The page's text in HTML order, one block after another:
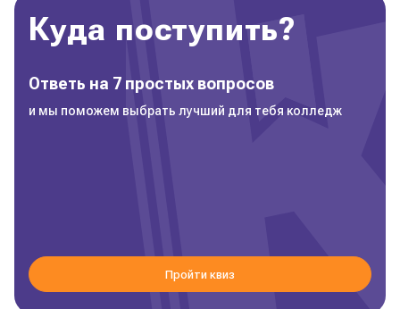
Куда поступить?
Ответь на 7 простых вопросов
и мы поможем выбрать лучший для тебя колледж
Пройти квиз